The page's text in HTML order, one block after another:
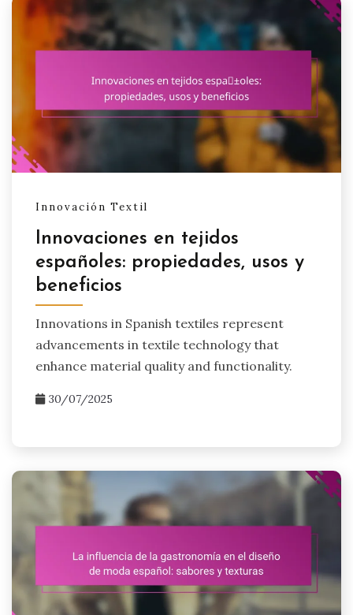
Innovación Textil
Innovaciones en tejidos
españoles: propiedades, usos y
beneficios
Innovations in Spanish textiles represent
advancements in textile technology that
enhance material quality and functionality.
30/07/2025